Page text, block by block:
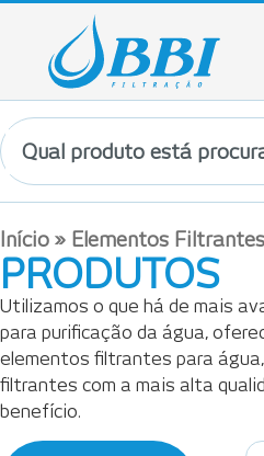
Início » Elementos Filtrantes
PRODUTOS
Utilizamos o que há de mais
para purificação da água,
elementos filtrantes para
filtrantes com a mais alta
benefício.